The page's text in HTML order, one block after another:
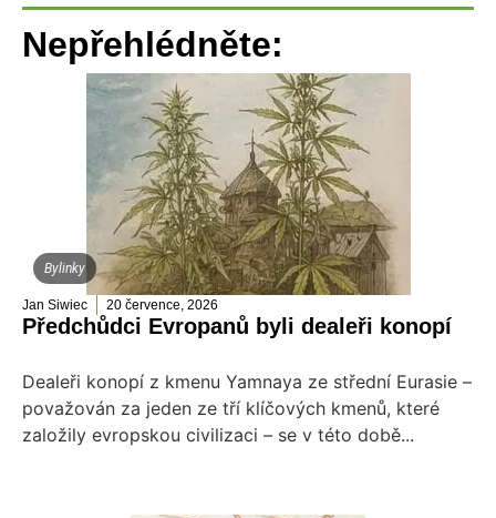
Nepřehlédněte:
Bylinky
Jan Siwiec 20 července, 2026
Předchůdci Evropanů byli dealeři konopí
Dealeři konopí z kmenu Yamnaya ze střední Eurasie –
považován za jeden ze tří klíčových kmenů, které
založily evropskou civilizaci – se v této době...